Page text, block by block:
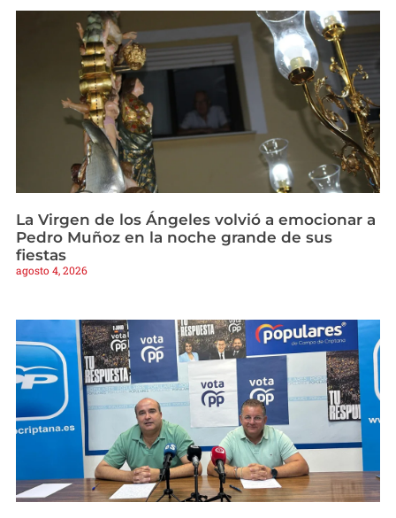
La Virgen de los Ángeles volvió a emocionar a
Pedro Muñoz en la noche grande de sus
fiestas
agosto 4, 2026